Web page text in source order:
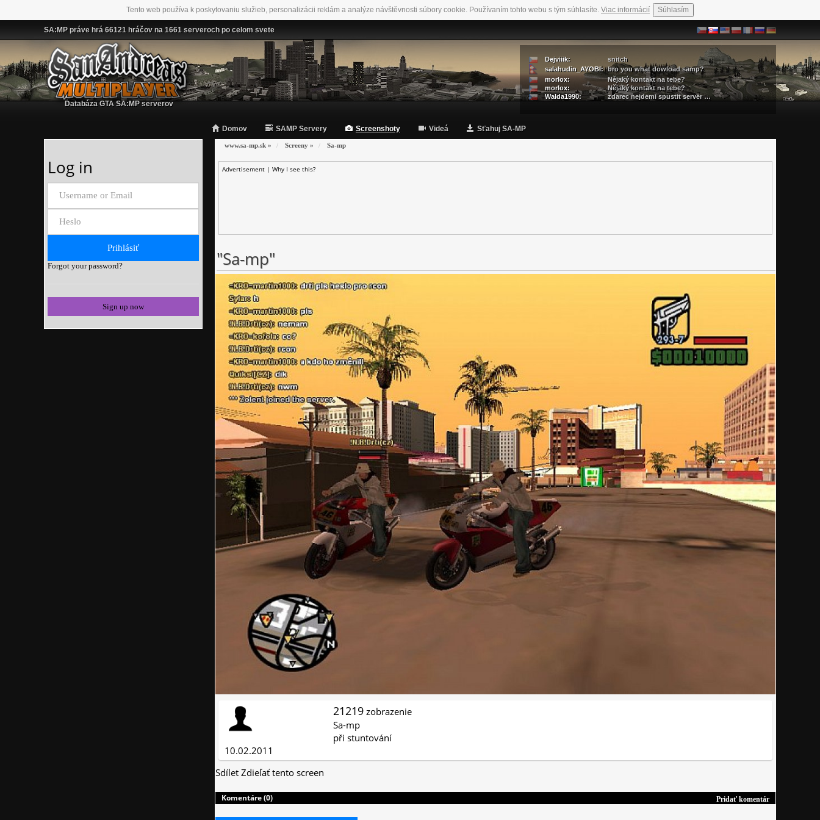
Tento web používa k poskytovaniu služieb, personalizácii reklám a analýze návštěvnosti súbory cookie. Používaním tohto webu s tým súhlasíte. Viac informácií Súhlasím
SA:MP práve hrá 66121 hráčov na 1661 serveroch po celom svete
Databáza GTA SA:MP serverov
Dejviiik:
snitch
salahudin_AYOBI: bro you what dowload samp?
morlox:
Nějaký kontakt na tebe?
morlox:
Nějaký kontakt na tebe?
Walda1990:
zdarec nejdemi spustit server …
Domov SAMP Servery Screenshoty Videá Sťahuj SA-MP
www.sa-mp.sk » Screeny » Sa-mp
Advertisement | Why I see this?
"Sa-mp"
21219zobrazenie
Sa-mp
při stuntování
10.02.2011
Sdílet Zdieľať tento screen
Pridať komentár
Komentáre (0)
Log in
Forgot your password?
Sign up now